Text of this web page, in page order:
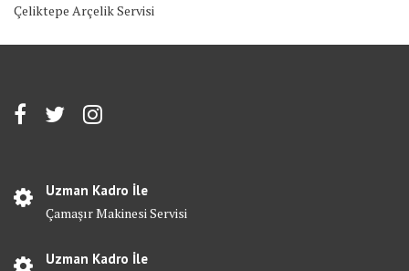
Çeliktepe Arçelik Servisi
Uzman Kadro İle
Çamaşır Makinesi Servisi
Uzman Kadro İle